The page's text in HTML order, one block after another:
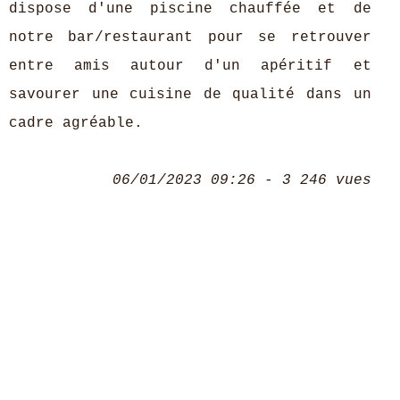
dispose d'une piscine chauffée et de
notre bar/restaurant pour se retrouver
entre amis autour d'un apéritif et
savourer une cuisine de qualité dans un
cadre agréable.
06/01/2023 09:26 - 3 246 vues